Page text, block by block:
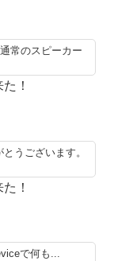
常のスピーカー
！
うございます。
！
で何も...